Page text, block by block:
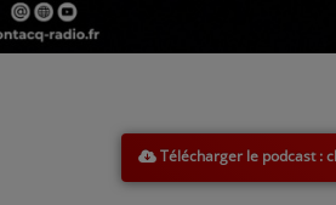
Télécharger le podcast